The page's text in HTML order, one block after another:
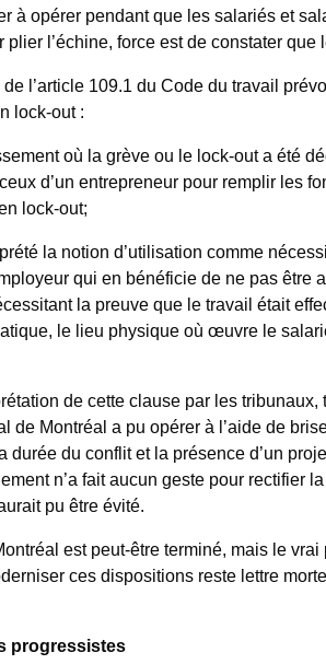
à opérer pendant que les salariés et
l’échine, force est de constater que
l’article 109.1 du Code du travail
lock-out :
où la grève ou le lock-out a été
d’un entrepreneur pour remplir les
lock-out;
la notion d’utilisation comme
qui en bénéficie de ne pas être
la preuve que le travail était
le lieu physique où œuvre le
de cette clause par les
de Montréal a pu opérer à l’aide de
durée du conflit et la présence d’un
n’a fait aucun geste pour rectifier
pu être évité.
est peut-être terminé, mais le
ces dispositions reste lettre
progressistes